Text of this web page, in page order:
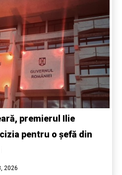
premierul Ilie
pentru o șefă din
2026